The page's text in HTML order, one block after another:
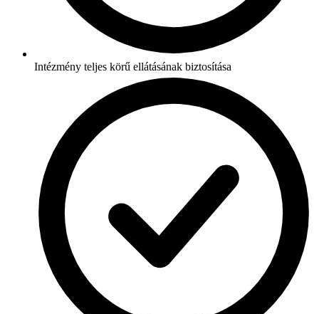
Intézmény teljes körű ellátásának biztosítása